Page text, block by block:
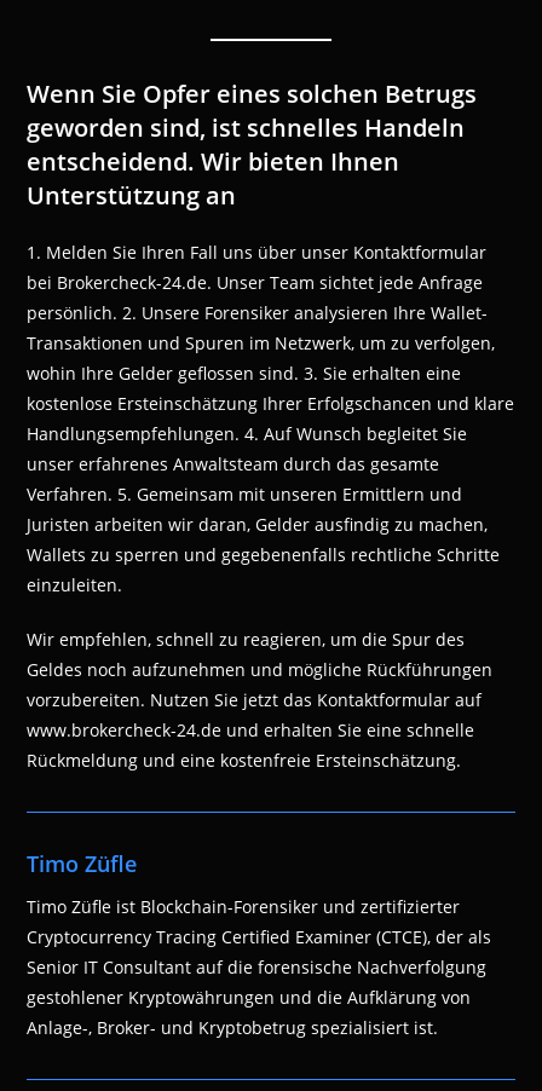
Wenn Sie Opfer eines solchen Betrugs
geworden sind, ist schnelles Handeln
entscheidend. Wir bieten Ihnen
Unterstützung an
1. Melden Sie Ihren Fall uns über unser Kontaktformular
bei Brokercheck-24.de. Unser Team sichtet jede Anfrage
persönlich. 2. Unsere Forensiker analysieren Ihre Wallet-
Transaktionen und Spuren im Netzwerk, um zu verfolgen,
wohin Ihre Gelder geflossen sind. 3. Sie erhalten eine
kostenlose Ersteinschätzung Ihrer Erfolgschancen und klare
Handlungsempfehlungen. 4. Auf Wunsch begleitet Sie
unser erfahrenes Anwaltsteam durch das gesamte
Verfahren. 5. Gemeinsam mit unseren Ermittlern und
Juristen arbeiten wir daran, Gelder ausfindig zu machen,
Wallets zu sperren und gegebenenfalls rechtliche Schritte
einzuleiten.
Wir empfehlen, schnell zu reagieren, um die Spur des
Geldes noch aufzunehmen und mögliche Rückführungen
vorzubereiten. Nutzen Sie jetzt das Kontaktformular auf
www.brokercheck-24.de und erhalten Sie eine schnelle
Rückmeldung und eine kostenfreie Ersteinschätzung.
Timo Züfle
Timo Züfle ist Blockchain-Forensiker und zertifizierter
Cryptocurrency Tracing Certified Examiner (CTCE), der als
Senior IT Consultant auf die forensische Nachverfolgung
gestohlener Kryptowährungen und die Aufklärung von
Anlage-, Broker- und Kryptobetrug spezialisiert ist.